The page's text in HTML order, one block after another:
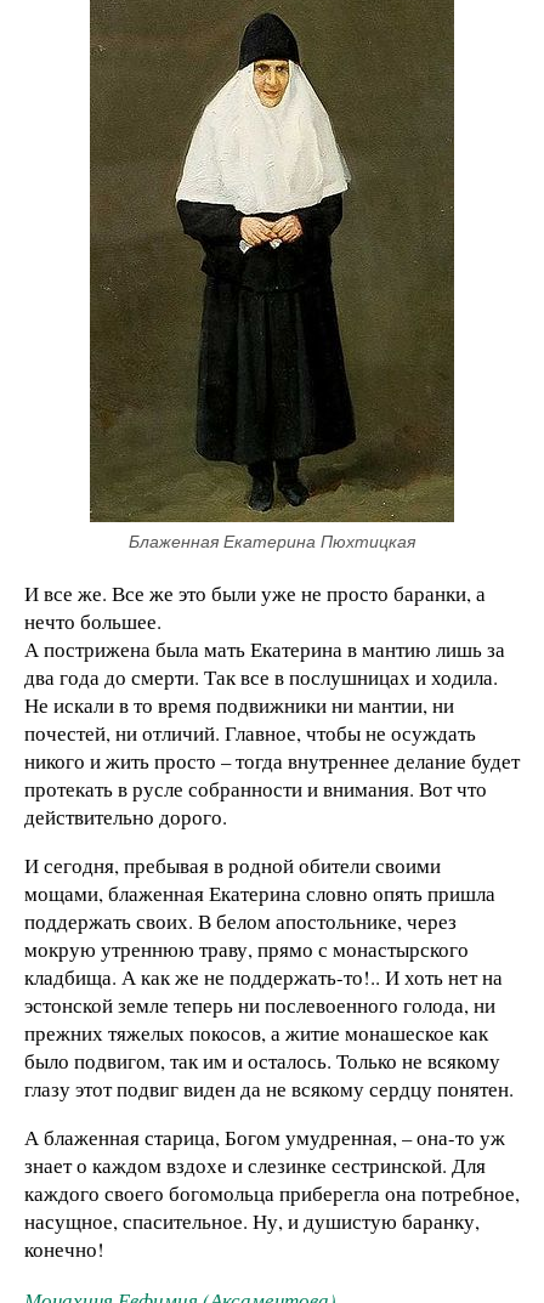
Блаженная Екатерина Пюхтицкая
И все же. Все же это были уже не просто баранки, а
нечто большее.
А пострижена была мать Екатерина в мантию лишь за
два года до смерти. Так все в послушницах и ходила.
Не искали в то время подвижники ни мантии, ни
почестей, ни отличий. Главное, чтобы не осуждать
никого и жить просто – тогда внутреннее делание будет
протекать в русле собранности и внимания. Вот что
действительно дорого.
И сегодня, пребывая в родной обители своими
мощами, блаженная Екатерина словно опять пришла
поддержать своих. В белом апостольнике, через
мокрую утреннюю траву, прямо с монастырского
кладбища. А как же не поддержать-то!.. И хоть нет на
эстонской земле теперь ни послевоенного голода, ни
прежних тяжелых покосов, а житие монашеское как
было подвигом, так им и осталось. Только не всякому
глазу этот подвиг виден да не всякому сердцу понятен.
А блаженная старица, Богом умудренная, – она-то уж
знает о каждом вздохе и слезинке сестринской. Для
каждого своего богомольца приберегла она потребное,
насущное, спасительное. Ну, и душистую баранку,
конечно!